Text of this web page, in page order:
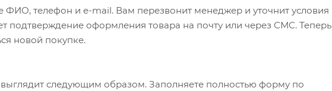
телефон и e-mail. Вам перезвонит менеджер и уточнит условия
подтверждение оформления товара на почту или через СМС. Теперь
новой покупке.
следующим образом. Заполняете полностью форму по